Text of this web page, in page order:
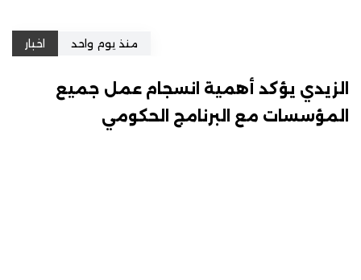
منذ يوم واحد اخبار
الزيدي يؤكد أهمية انسجام عمل جميع
المؤسسات مع البرنامج الحكومي